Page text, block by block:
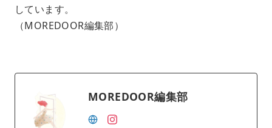
しています。
（MOREDOOR編集部）
MOREDOOR編集部